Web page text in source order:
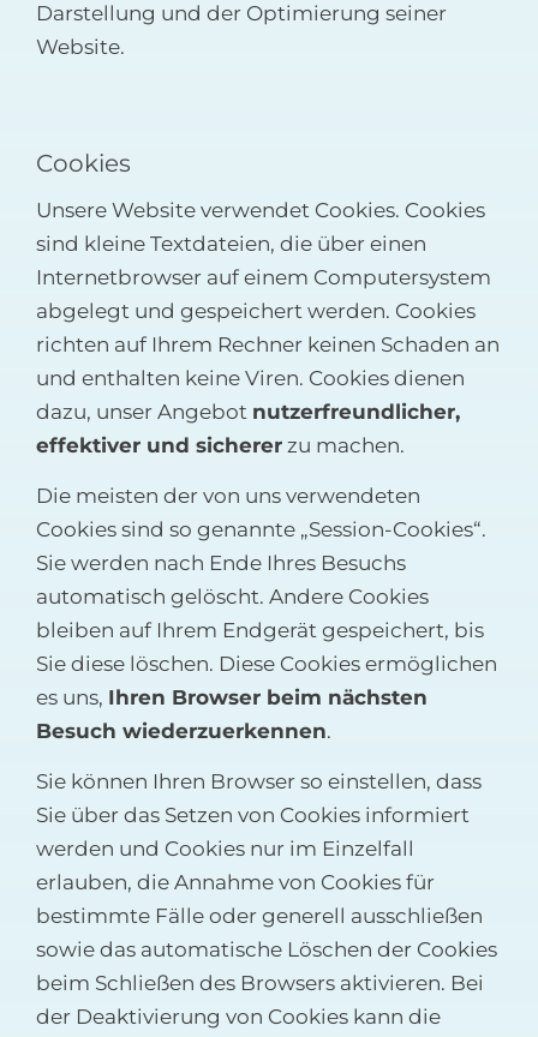
Darstellung und der Optimierung seiner
Website.
Cookies
Unsere Website verwendet Cookies. Cookies
sind kleine Textdateien, die über einen
Internetbrowser auf einem Computersystem
abgelegt und gespeichert werden. Cookies
richten auf Ihrem Rechner keinen Schaden an
und enthalten keine Viren. Cookies dienen
dazu, unser Angebot nutzerfreundlicher,
effektiver und sichererzu machen.
Die meisten der von uns verwendeten
Cookies sind so genannte „Session-Cookies“.
Sie werden nach Ende Ihres Besuchs
automatisch gelöscht. Andere Cookies
bleiben auf Ihrem Endgerät gespeichert, bis
Sie diese löschen. Diese Cookies ermöglichen
es uns, Ihren Browser beim nächsten
Besuch wiederzuerkennen.
Sie können Ihren Browser so einstellen, dass
Sie über das Setzen von Cookies informiert
werden und Cookies nur im Einzelfall
erlauben, die Annahme von Cookies für
bestimmte Fälle oder generell ausschließen
sowie das automatische Löschen der Cookies
beim Schließen des Browsers aktivieren. Bei
der Deaktivierung von Cookies kann die